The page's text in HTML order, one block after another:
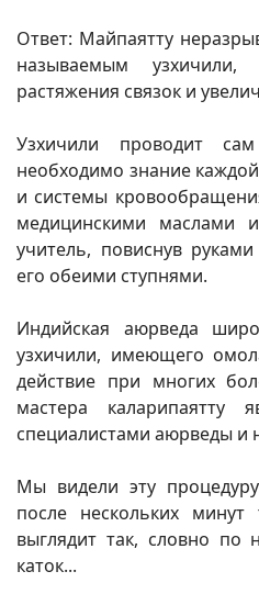
Ответ: Майпаятту
называемым
растяжения связок и
Узхичили проводит
необходимо знание
и системы
медицинскими маслами
учитель, повиснув
его обеими ступнями.
Индийская аюрведа
узхичили, имеющего
действие при многих
мастера каларипаятту
специалистами аюрведы и
Мы видели эту
после нескольких минут
выглядит так, словно по
каток...